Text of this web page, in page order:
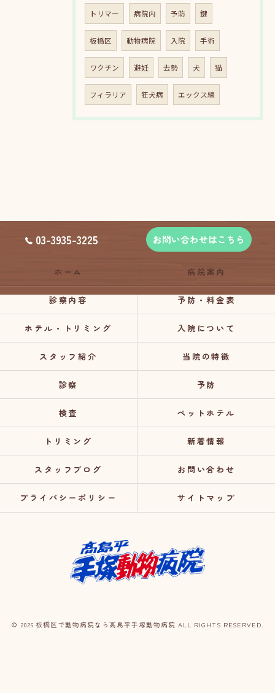
トリマー 病院内 予防 鍵
板橋区 動物病院 入院 手術
ワクチン 避妊 去勢 犬 猫
フィラリア 狂犬病 エックス線
03-3935-3225 お問い合わせはこちら
ホーム 病院案内
診察内容 予防・料金表
ホテル・トリミング 入院について
スタッフ紹介 当院の特徴
診察 予防
検査 ペットホテル
トリミング 新着情報
スタッフブログ お問い合わせ
プライバシーポリシー サイトマップ
© 2026 板橋区で動物病院なら高島平手塚動物病院 ALL RIGHTS RESERVED.